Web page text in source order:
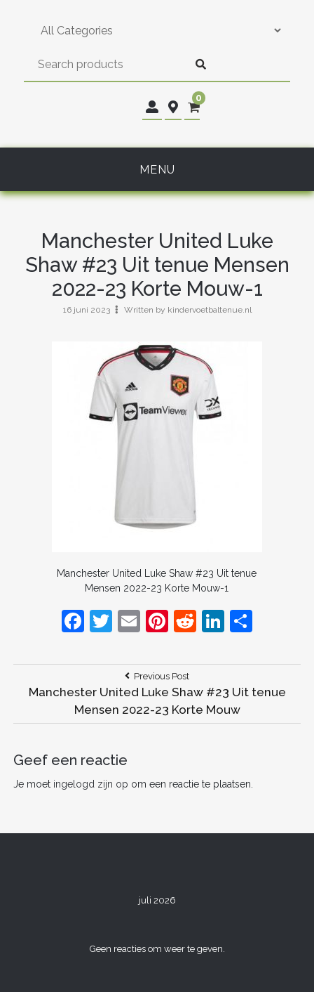
0
MENU
Manchester United Luke
Shaw #23 Uit tenue Mensen
2022-23 Korte Mouw-1
16 juni 2023 Written by kindervoetbaltenue.nl
Manchester United Luke Shaw #23 Uit tenue
Mensen 2022-23 Korte Mouw-1
F
c
e
b
o
k
T
itt
er
E
ai
l
Pi
er
e
st
R
d
di
t
Li
k
e
dI
e
n
navigatie
Previous PostPrevious
Post:
Manchester United Luke Shaw #23 Uit tenue
Mensen 2022-23 Korte Mouw
Geef een reactie
Je moet ingelogd zijn op om een reactie te plaatsen.
juli 2026
Geen reacties om weer te geven.